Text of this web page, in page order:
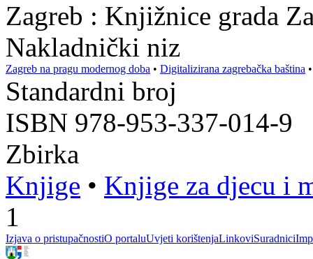
Zagreb : Knjižnice grada
Nakladnički niz
Zagreb na pragu modernog doba • Digitalizirana zagrebačka baština
Standardni broj
ISBN 978-953-337-014-9
Zbirka
Knjige • Knjige za djecu i
1
Izjava o pristupačnostiO portaluUvjeti korištenjaLinkoviSuradnici